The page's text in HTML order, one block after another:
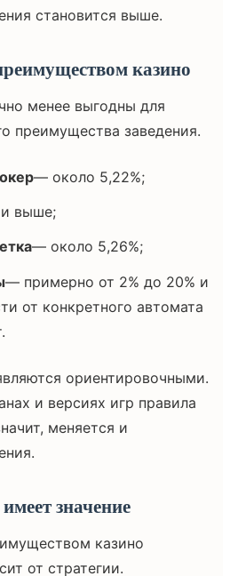
становится выше.
казино
менее выгодны для
преимущества заведения.
— около 5,22%;
выше;
— около 5,26%;
— примерно от 2% до 20% и
от конкретного автомата
ориентировочными.
и версиях игр правила
меняется и
значение
казино
от стратегии.